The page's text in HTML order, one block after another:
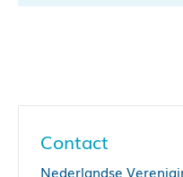
Contact
Nederlandse